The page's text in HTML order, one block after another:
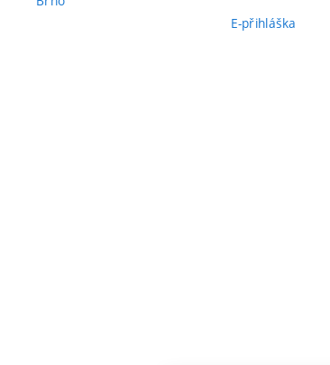
E-přihláška